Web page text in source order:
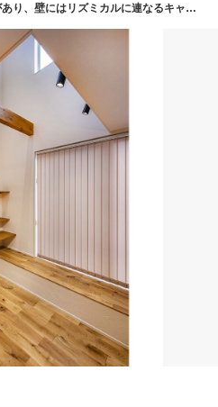
吹抜けのある一角にはカウンターがあり、壁にはリズミカルに連なるキャットウォークを取り付けた。梁の部分や窓際のベンチも含めて、2匹の猫が楽しそうに動き回っているそう